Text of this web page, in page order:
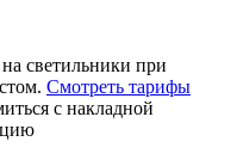
светильники при
Смотреть тарифы
с накладной